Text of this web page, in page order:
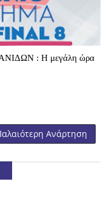
: Η μεγάλη ώρα
Ανάρτηση